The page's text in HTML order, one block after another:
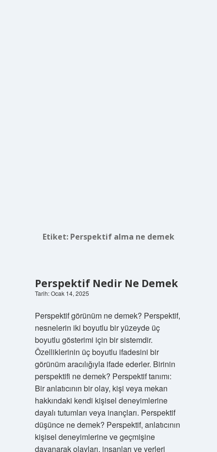
Etiket: Perspektif alma ne demek
Perspektif Nedir Ne Demek
Tarih: Ocak 14, 2025
Perspektif görünüm ne demek? Perspektif,
nesnelerin iki boyutlu bir yüzeyde üç
boyutlu gösterimi için bir sistemdir.
Özelliklerinin üç boyutlu ifadesini bir
görünüm aracılığıyla ifade ederler. Birinin
perspektifi ne demek? Perspektif tanımı:
Bir anlatıcının bir olay, kişi veya mekan
hakkındaki kendi kişisel deneyimlerine
dayalı tutumları veya inançları. Perspektif
düşünce ne demek? Perspektif, anlatıcının
kişisel deneyimlerine ve geçmişine
dayanarak olayları, insanları ve yerleri